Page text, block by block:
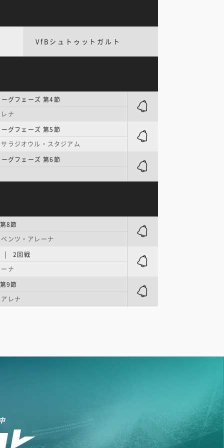
VfBシュトゥットガルト
フェーズ 第4節
ナ
フェーズ 第5節
ラジオウル・スタジアム
フェーズ 第6節
8節
ンツ・アレーナ
| 2回戦
ナ
9節
レナ